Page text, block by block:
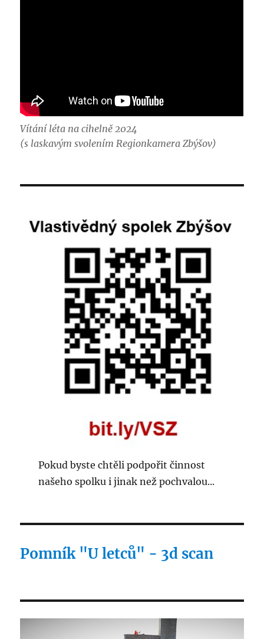
Vítání léta na cihelně 2024
(s laskavým svolením Regionkamera Zbýšov)
Pokud byste chtěli podpořit činnost
našeho spolku i jinak než pochvalou...
Pomník "U letců" - 3d scan